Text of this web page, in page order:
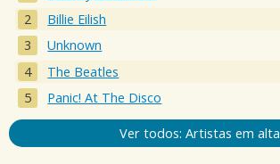
Billie Eilish
Unknown
The Beatles
Panic! At The Disco
Ver todos: Artistas em alta